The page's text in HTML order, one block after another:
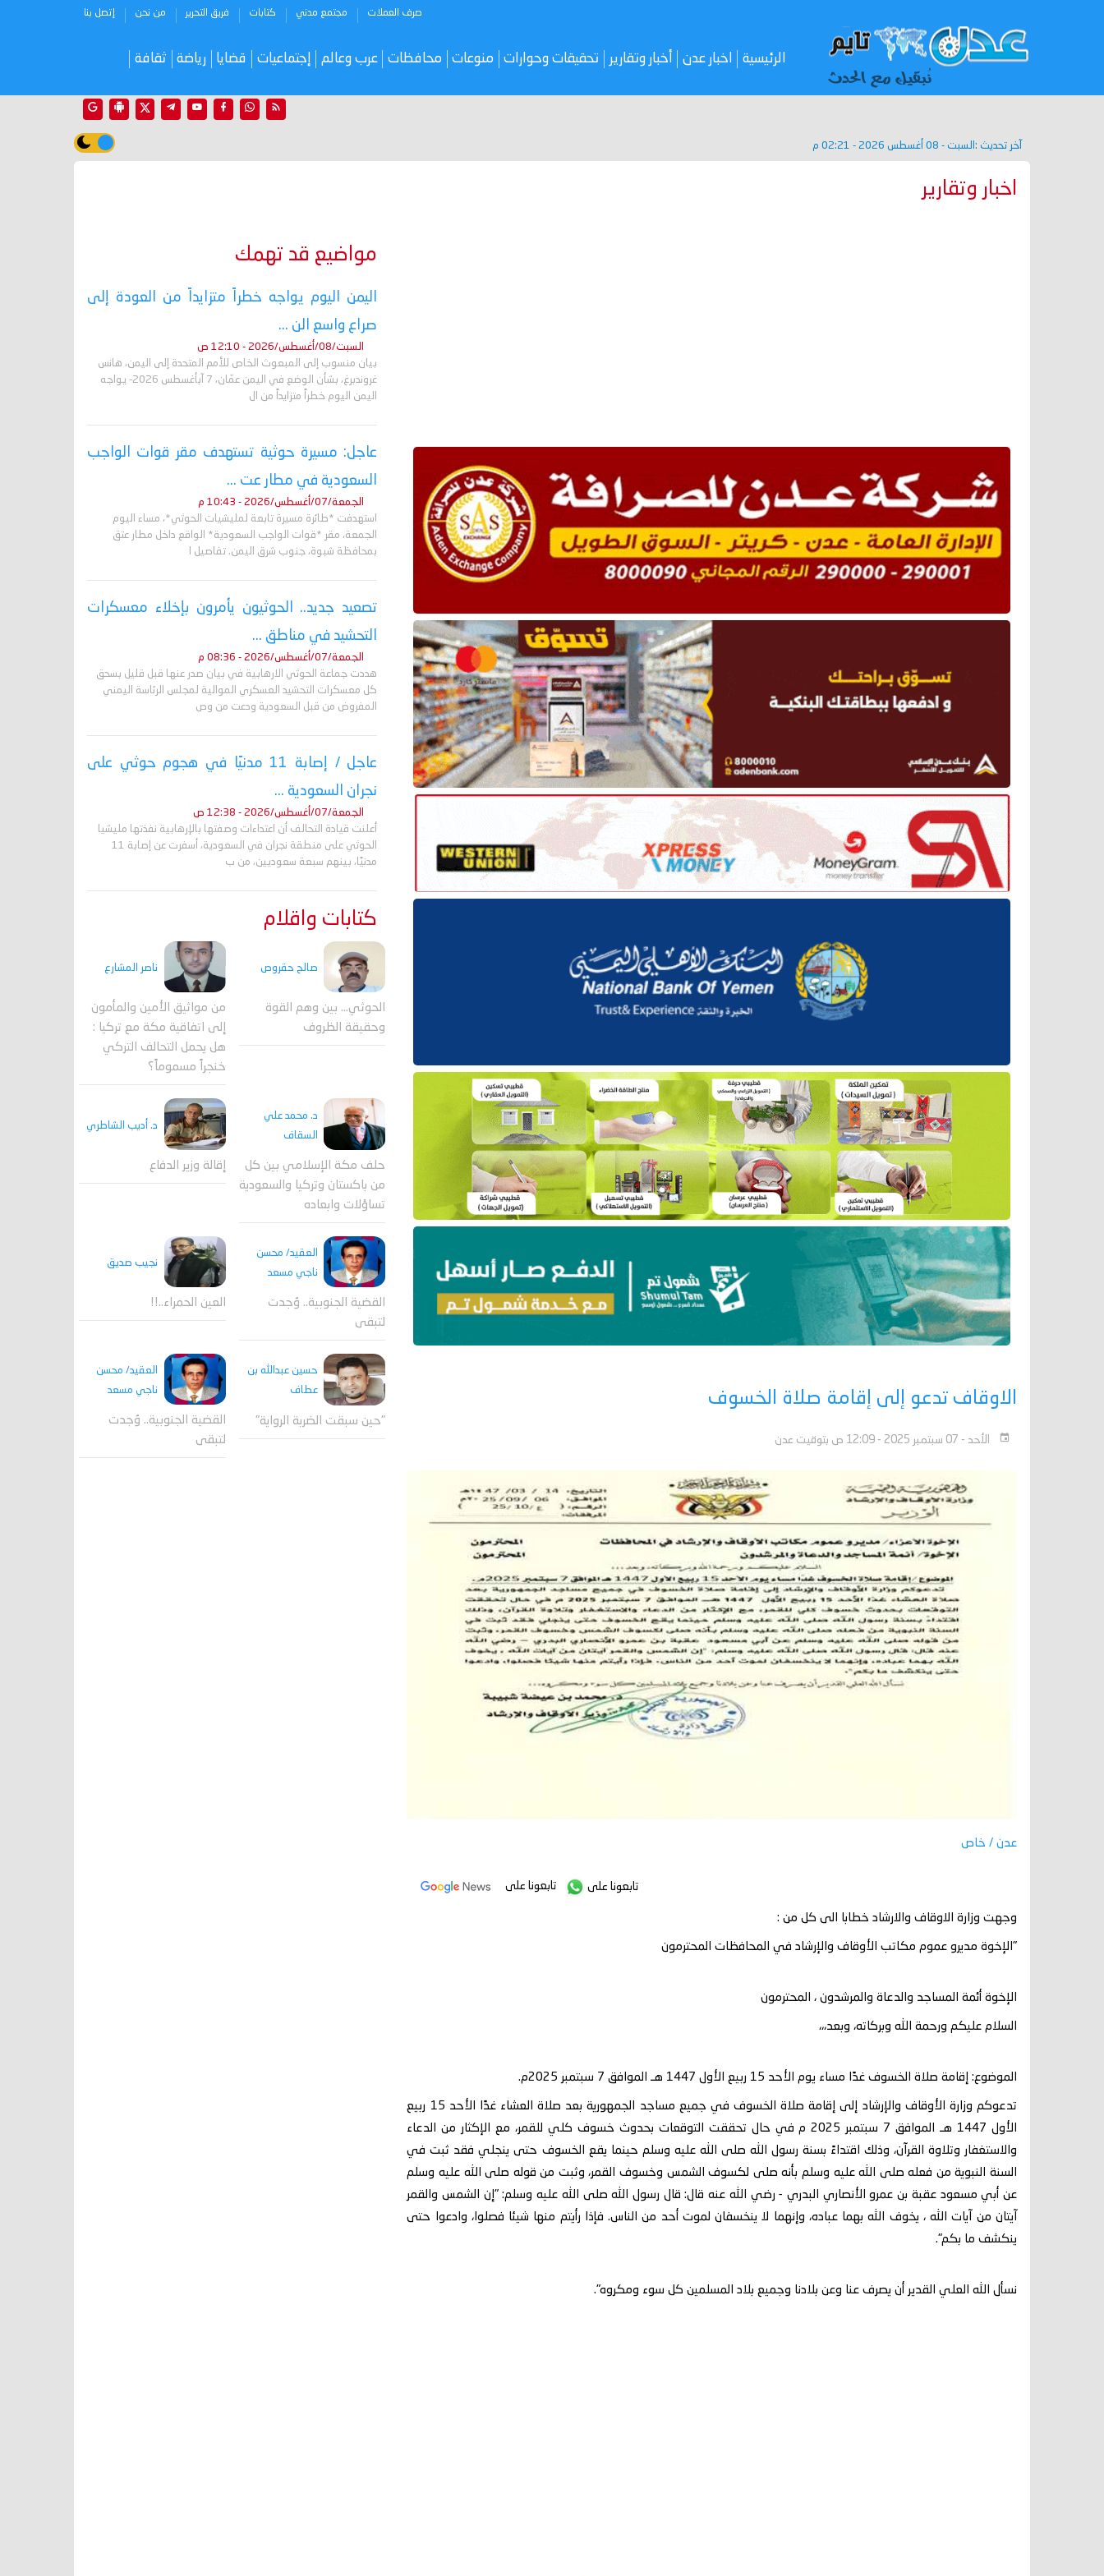
صرف العملات مجتمع مدني كتابات فريق التحرير من نحن إتصل بنا
الرئيسية اخبار عدن أخبار وتقارير تحقيقات وحوارات منوعات محافظات عرب وعالم إجتماعيات قضايا رياضة ثقافة
آخر تحديث : السبت - 08 أغسطس 2026 - 02:21 م
اخبار وتقارير
الاوقاف تدعو إلى إقامة صلاة الخسوف
الأحد - 07 سبتمبر 2025 - 12:09 ص بتوقيت عدن
عدن / خاص
تابعونا على تابعونا على
وجهت وزارة الاوقاف والارشاد خطابا الى كل من :
"الإخوة مديرو عموم مكاتب الأوقاف والإرشاد في المحافظات المحترمون
الإخوة أئمة المساجد والدعاة والمرشدون ، المحترمون
السلام عليكم ورحمة الله وبركاته، وبعد،،،
الموضوع: إقامة صلاة الخسوف غدًا مساء يوم الأحد 15 ربيع الأول 1447 هـ الموافق 7 سبتمبر 2025م.
تدعوكم وزارة الأوقاف والإرشاد إلى إقامة صلاة الخسوف في جميع مساجد الجمهورية بعد صلاة العشاء غدًا الأحد 15 ربيع
الأول 1447 هـ الموافق 7 سبتمبر 2025 م في حال تحققت التوقعات بحدوث خسوف كلي للقمر، مع الإكثار من الدعاء
والاستغفار وتلاوة القرآن، وذلك اقتداءً بسنة رسول الله صلى الله عليه وسلم حينما يقع الخسوف حتى ينجلي فقد ثبت في
السنة النبوية من فعله صلى الله عليه وسلم بأنه صلى لكسوف الشمس وخسوف القمر، وثبت من قوله صلى الله عليه وسلم
عن أبي مسعود عقبة بن عمرو الأنصاري البدري - رضي الله عنه قال: قال رسول الله صلى الله عليه وسلم: "إن الشمس والقمر
آيتان من آيات الله ، يخوف الله بهما عباده، وإنهما لا ينخسفان لموت أحد من الناس. فإذا رأيتم منها شيئا فصلوا، وادعوا حتى
ينكشف ما بكم".
نسأل الله العلي القدير أن يصرف عنا وعن بلادنا وجميع بلاد المسلمين كل سوء ومكروه".
مواضيع قد تهمك
اليمن اليوم يواجه خطراً متزايداً من العودة إلى
صراع واسع الن ...
السبت/08/أغسطس/2026 - 12:10 ص
بيان منسوب إلى المبعوث الخاص للأمم المتحدة إلى اليمن، هانس
غروندبرغ، بشأن الوضع في اليمن عمّان، 7 آبأغسطس 2026- يواجه
اليمن اليوم خطراً متزايداً من ال
عاجل: مسيرة حوثية تستهدف مقر قوات الواجب
السعودية في مطار عت ...
الجمعة/07/أغسطس/2026 - 10:43 م
استهدفت *طائرة مسيرة تابعة لمليشيات الحوثي*، مساء اليوم
الجمعة، مقر *قوات الواجب السعودية* الواقع داخل مطار عتق
بمحافظة شبوة، جنوب شرق اليمن. تفاصيل ا
تصعيد جديد.. الحوثيون يأمرون بإخلاء معسكرات
التحشيد في مناطق ...
الجمعة/07/أغسطس/2026 - 08:36 م
هددت جماعة الحوثي الارهابية في بيان صدر عنها قبل قليل بسحق
كل معسكرات التحشيد العسكري الموالية لمجلس الرئاسة اليمني
المفروض من قبل السعودية ودعت من وص
عاجل / إصابة 11 مدنيًا في هجوم حوثي على
نجران السعودية ...
الجمعة/07/أغسطس/2026 - 12:38 ص
أعلنت قيادة التحالف أن اعتداءات وصفتها بالإرهابية نفذتها مليشيا
الحوثي على منطقة نجران في السعودية، أسفرت عن إصابة 11
مدنيًا، بينهم سبعة سعوديين، من ب
كتابات واقلام
صالح حقروص
الحوثي... بين وهم القوة
وحقيقة الظروف
ناصر المشارع
من مواثيق الأمين والمأمون
إلى اتفاقية مكة مع تركيا :
هل يحمل التحالف التركي
خنجراً مسموماً؟
د. محمد علي
السقاف
حلف مكة الإسلامي بين كل
من باكستان وتركيا والسعودية
تساؤلات وابعاده
د. أديب الشاطري
إقالة وزير الدفاع
العقيد/ محسن
ناجي مسعد
القضية الجنوبية.. وُجدت
لتبقى
نجيب صديق
العين الحمراء..!!
حسين عبدالله بن
عطاف
"حين سبقت الضربة الرواية"
العقيد/ محسن
ناجي مسعد
القضية الجنوبية.. وُجدت
لتبقى